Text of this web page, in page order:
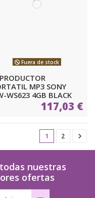
Fuera de stock
MP3 SONY
WS623 4GB BLACK
117,03 €
1 2
nuestras
ofertas